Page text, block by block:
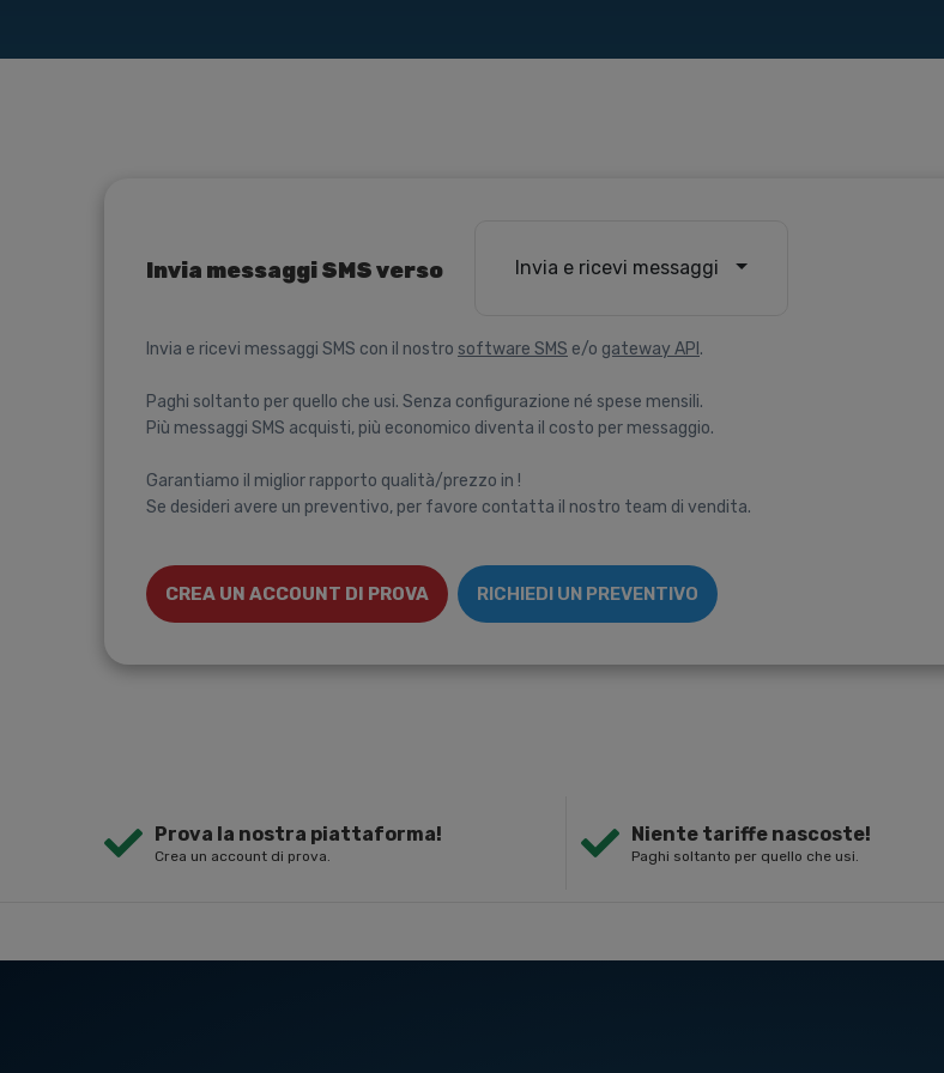
Invia messaggi SMS verso Invia e ricevi messaggi
Invia e ricevi messaggi SMS con il nostro software SMS e/o gateway API .
Paghi soltanto per quello che usi. Senza configurazione né spese mensili.
Più messaggi SMS acquisti, più economico diventa il costo per messaggio.
Garantiamo il miglior rapporto qualità/prezzo in !
Se desideri avere un preventivo, per favore contatta il nostro team di vendita.
CREA UN ACCOUNT DI PROVA RICHIEDI UN PREVENTIVO
Prova la nostra piattaforma!
Crea un account di prova.
Niente tariffe nascoste!
Paghi soltanto per quello che usi.